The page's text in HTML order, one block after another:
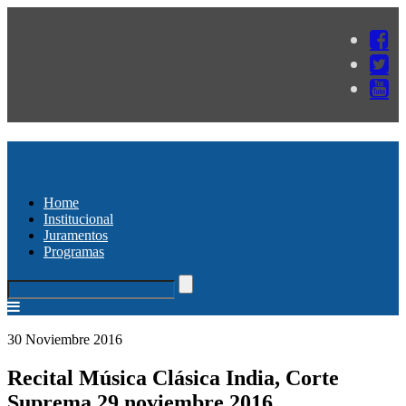
Home
Institucional
Juramentos
Programas
30 Noviembre 2016
Recital Música Clásica India, Corte